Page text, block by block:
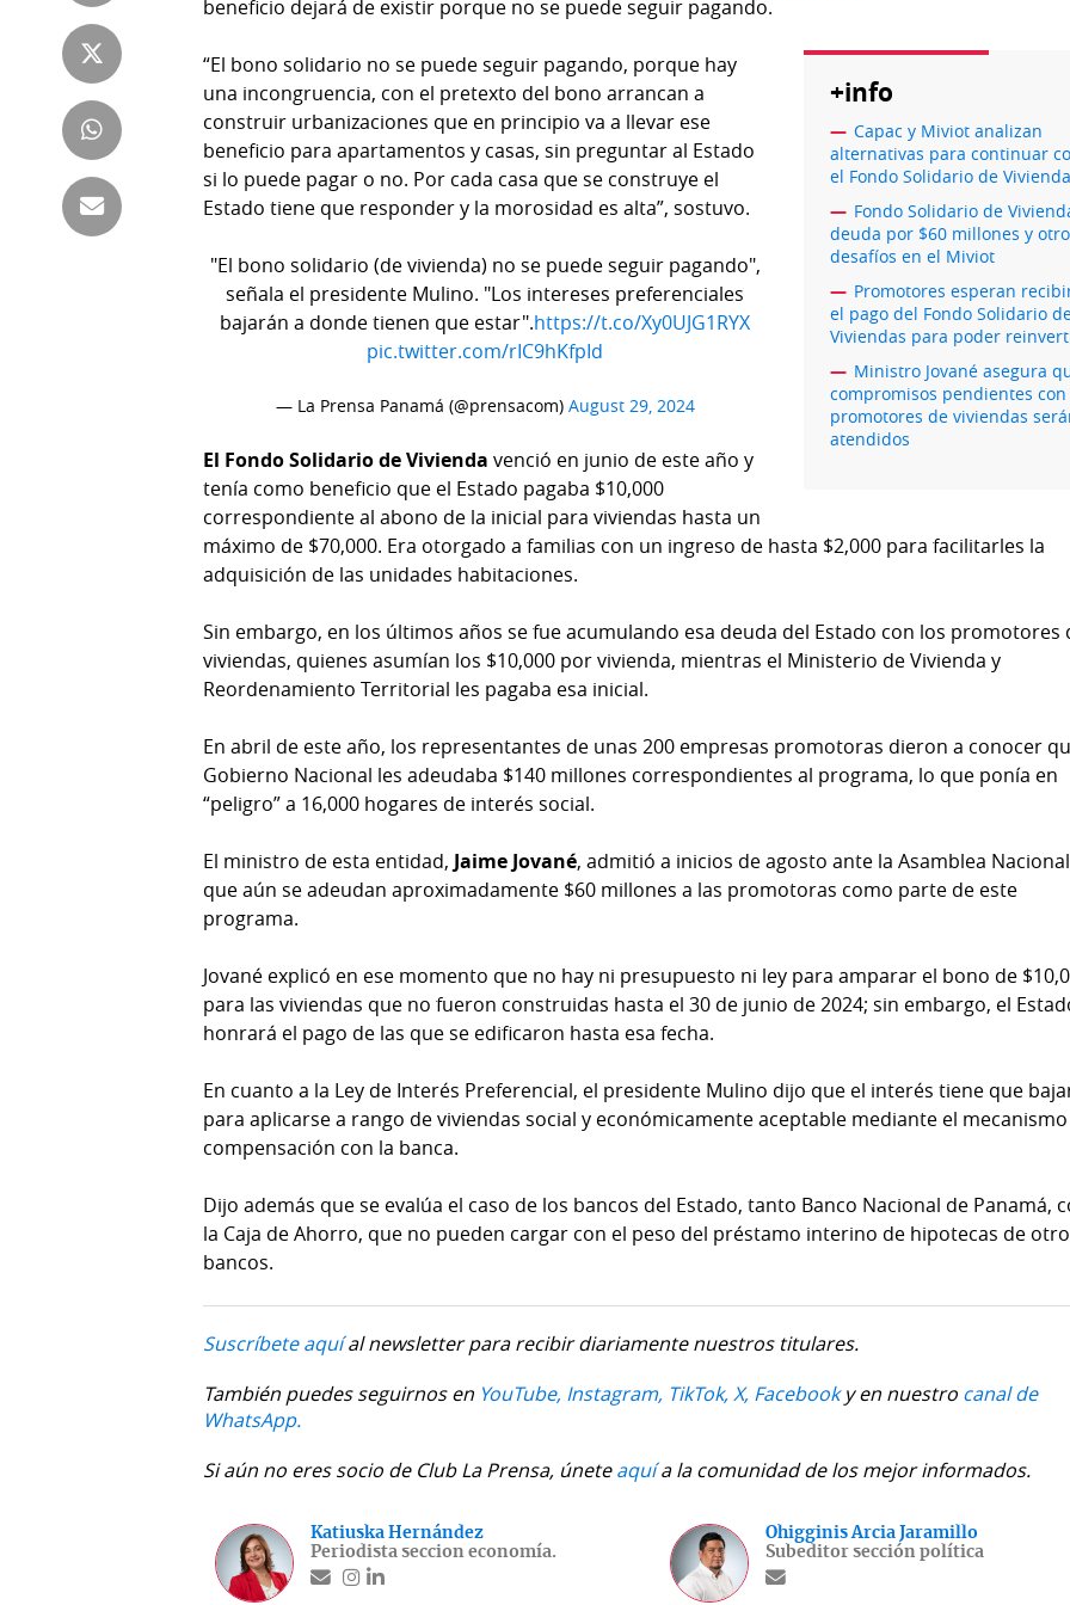
Tienda
Panamá
Tus
Tiquetes
Cero
KM
Club
La
Prensa
Busca
Fácil
beneficio dejará de existir porque no se puede seguir pagando.
+info
Capac y Miviot analizan
alternativas para continuar
el Fondo Solidario de Vivienda
Fondo Solidario de
deuda por $60 millones y
desafíos en el Miviot
Promotores esperan
el pago del Fondo Solidario
Viviendas para poder
Ministro Jované asegura
compromisos pendientes con
promotores de viviendas
atendidos
“El bono solidario no se puede seguir pagando, porque hay
una incongruencia, con el pretexto del bono arrancan a
construir urbanizaciones que en principio va a llevar ese
beneficio para apartamentos y casas, sin preguntar al Estado
si lo puede pagar o no. Por cada casa que se construye el
Estado tiene que responder y la morosidad es alta”, sostuvo.
"El bono solidario (de vivienda) no se puede seguir pagando",
señala el presidente Mulino. "Los intereses preferenciales
bajarán a donde tienen que estar".https://t.co/Xy0UJG1RYX
pic.twitter.com/rIC9hKfpId
— La Prensa Panamá (@prensacom) August 29, 2024
El Fondo Solidario de Vivienda venció en junio de este año y
tenía como beneficio que el Estado pagaba $10,000
correspondiente al abono de la inicial para viviendas hasta un
máximo de $70,000. Era otorgado a familias con un ingreso de hasta $2,000 para facilitarles la
adquisición de las unidades habitaciones.
Sin embargo, en los últimos años se fue acumulando esa deuda del Estado con los promotores
viviendas, quienes asumían los $10,000 por vivienda, mientras el Ministerio de Vivienda y
Reordenamiento Territorial les pagaba esa inicial.
En abril de este año, los representantes de unas 200 empresas promotoras dieron a conocer
Gobierno Nacional les adeudaba $140 millones correspondientes al programa, lo que ponía en
“peligro” a 16,000 hogares de interés social.
El ministro de esta entidad, Jaime Jované, admitió a inicios de agosto ante la Asamblea
que aún se adeudan aproximadamente $60 millones a las promotoras como parte de este
programa.
Jované explicó en ese momento que no hay ni presupuesto ni ley para amparar el bono de
para las viviendas que no fueron construidas hasta el 30 de junio de 2024; sin embargo, el
honrará el pago de las que se edificaron hasta esa fecha.
En cuanto a la Ley de Interés Preferencial, el presidente Mulino dijo que el interés tiene que
para aplicarse a rango de viviendas social y económicamente aceptable mediante el
compensación con la banca.
Dijo además que se evalúa el caso de los bancos del Estado, tanto Banco Nacional de Panamá,
la Caja de Ahorro, que no pueden cargar con el peso del préstamo interino de hipotecas de
bancos.
Suscríbete aquíal newsletter para recibir diariamente nuestros titulares.
También puedes seguirnos en YouTube, Instagram, TikTok, X, Facebooky en nuestro canal de
WhatsApp.
Si aún no eres socio de Club La Prensa, úneteaquía la comunidad de los mejor informados.
Katiuska Hernández
Periodista seccion economía.
Ohigginis Arcia Jaramillo
Subeditor sección política